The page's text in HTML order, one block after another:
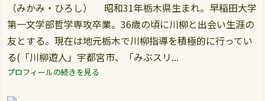
（みかみ・ひろし） 昭和31年栃木県生まれ。早稲田大学
第一文学部哲学専攻卒業。36歳の頃に川柳と出会い生涯の
友とする。現在は地元栃木で川柳指導を積極的に行ってい
る(「川柳遊人」宇都宮市、「みぶスリ...
プロフィールの続きを見る